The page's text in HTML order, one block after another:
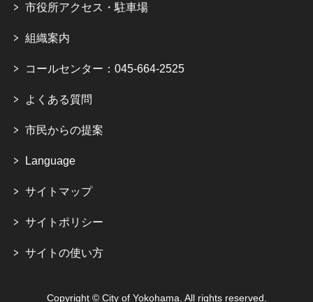
市役所アクセス・駐車場
組織案内
コールセンター：045-664-2525
よくある質問
市民からの提案
Language
サイトマップ
サイトポリシー
サイトの使い方
Copyright © City of Yokohama. All rights reserved.